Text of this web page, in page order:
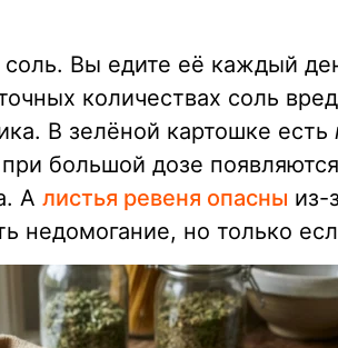
Вы едите её каждый
количествах соль
В зелёной картошке есть
большой дозе
А листья ревеня опасны из-
недомогание, но только